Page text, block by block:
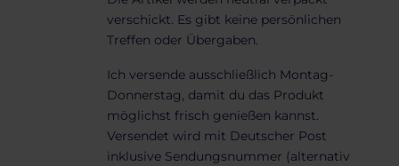
verschickt. Es gibt keine persönlichen
Treffen oder Übergaben.
Ich versende ausschließlich Montag-
Donnerstag, damit du das Produkt
möglichst frisch genießen kannst.
Versendet wird mit Deutscher Post
inklusive Sendungsnummer (alternativ